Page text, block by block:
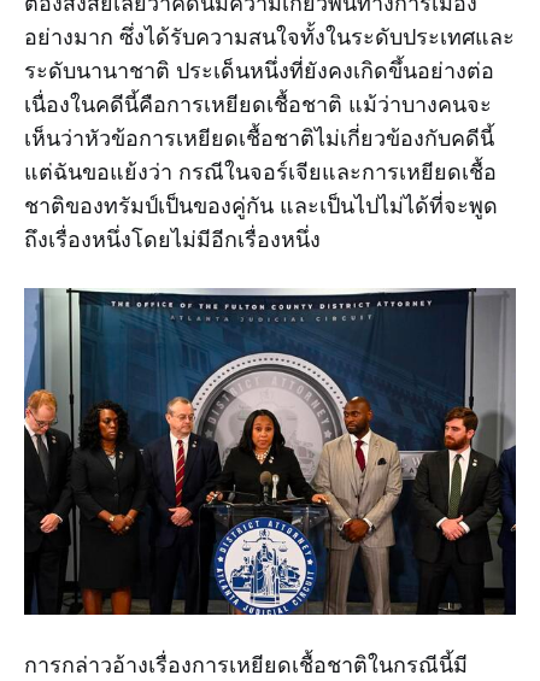
อย่างมาก ซึ่งได้รับความสนใจทั้งในระดับประเทศและ
ระดับนานาชาติ ประเด็นหนึ่งที่ยังคงเกิดขึ้นอย่างต่อ
เนื่องในคดีนี้คือการเหยียดเชื้อชาติ แม้ว่าบางคนจะ
เห็นว่าหัวข้อการเหยียดเชื้อชาติไม่เกี่ยวข้องกับคดีนี้
แต่ฉันขอแย้งว่า กรณีในจอร์เจียและการเหยียดเชื้อ
ชาติของทรัมป์เป็นของคู่กัน และเป็นไปไม่ได้ที่จะพูด
ถึงเรื่องหนึ่งโดยไม่มีอีกเรื่องหนึ่ง
การกล่าวอ้างเรื่องการเหยียดเชื้อชาติในกรณีนี้มี